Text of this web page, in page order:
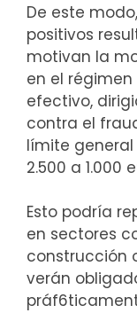
De este
positivos
motivan la
en el
efectivo,
contra el
límite
2.500 a 1.000
Esto podría
en sectores
construcción
verán